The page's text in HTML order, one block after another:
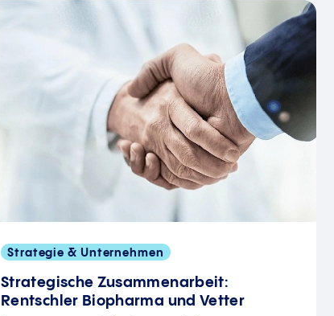
Strategie & Unternehmen
Strategische Zusammenarbeit:
Rentschler Biopharma und Vetter